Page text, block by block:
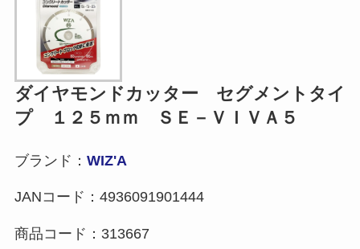
ダイヤモンドカッター セグメントタイ
プ １２５ｍｍ ＳＥ－ＶＩＶＡ５
ブランド： WIZ'A
JANコード： 4936091901444
商品コード： 313667